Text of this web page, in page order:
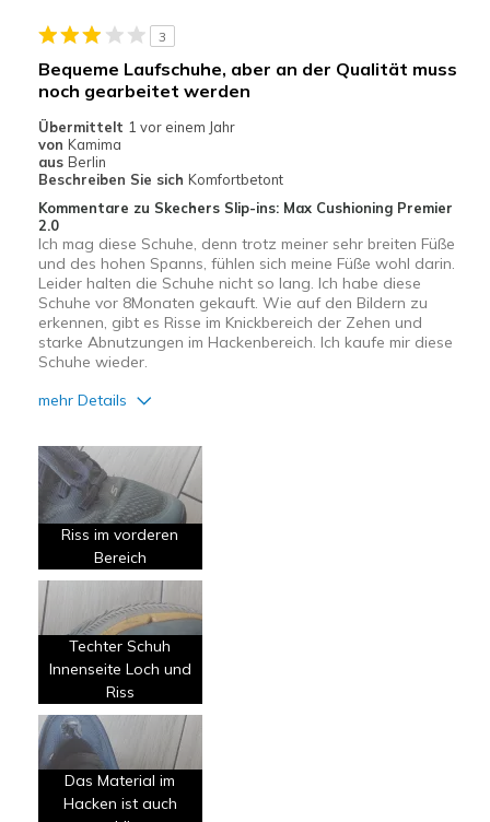
3
Bequeme Laufschuhe, aber an der Qualität muss
noch gearbeitet werden
Übermittelt 1 vor einem Jahr
von Kamima
aus Berlin
Beschreiben Sie sich Komfortbetont
Kommentare zu Skechers Slip-ins: Max Cushioning Premier
2.0
Ich mag diese Schuhe, denn trotz meiner sehr breiten Füße
und des hohen Spanns, fühlen sich meine Füße wohl darin.
Leider halten die Schuhe nicht so lang. Ich habe diese
Schuhe vor 8Monaten gekauft. Wie auf den Bildern zu
erkennen, gibt es Risse im Knickbereich der Zehen und
starke Abnutzungen im Hackenbereich. Ich kaufe mir diese
Schuhe wieder.
mehr Details
Attraktives Design
Bequem
Nachteile
Nutzen schnell ab
Schlechte Qualität
Geeignete Verwendung
Freizeitkleidung
Breite Passen genau
Riss im vorderen
Bereich
Techter Schuh
Innenseite Loch und
Riss
Das Material im
Hacken ist auch